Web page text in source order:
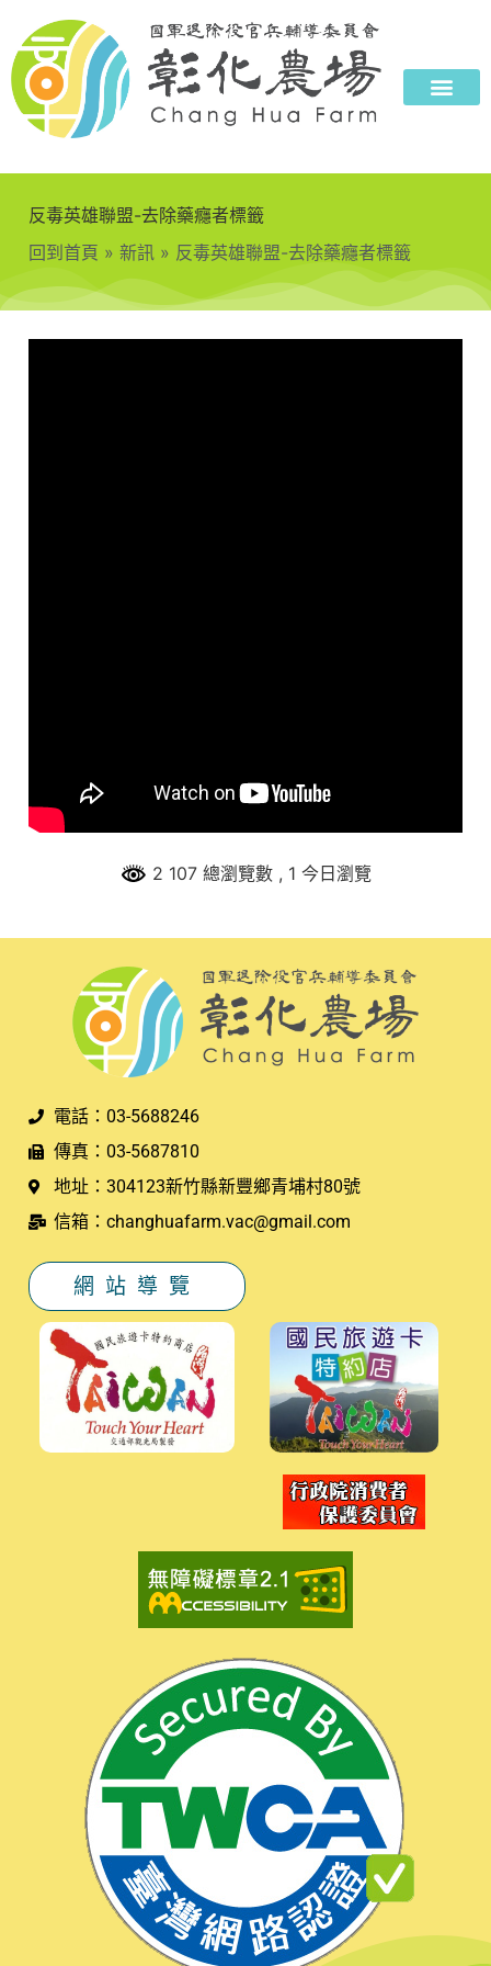
反毒英雄聯盟-去除藥癮者標籤
回到首頁 » 新訊 » 反毒英雄聯盟-去除藥癮者標籤
2 107 總瀏覽數 , 1 今日瀏覽
電話：03-5688246
傳真：03-5687810
地址：304123新竹縣新豐鄉青埔村80號
信箱：changhuafarm.vac@gmail.com
網站導覽